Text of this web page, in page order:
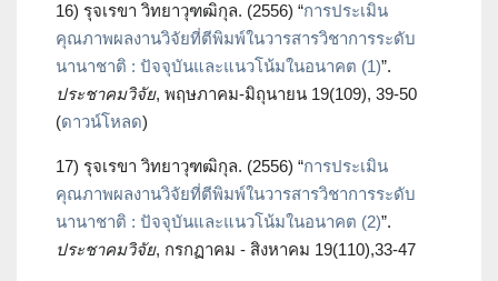
16) รุจเรขา วิทยาวุฑฒิกุล. (2556) “การประเมิน
คุณภาพผลงานวิจัยที่ตีพิมพ์ในวารสารวิชาการระดับ
นานาชาติ : ปัจจุบันและแนวโน้มในอนาคต (1)”.
ประชาคมวิจัย, พฤษภาคม-มิถุนายน 19(109), 39-50
(ดาวน์โหลด)
17) รุจเรขา วิทยาวุฑฒิกุล. (2556) “การประเมิน
คุณภาพผลงานวิจัยที่ตีพิมพ์ในวารสารวิชาการระดับ
นานาชาติ : ปัจจุบันและแนวโน้มในอนาคต (2)”.
ประชาคมวิจัย, กรกฏาคม - สิงหาคม 19(110),33-47